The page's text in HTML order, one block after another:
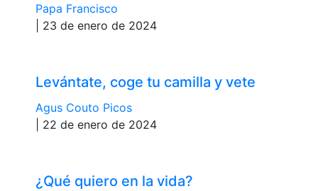
Papa Francisco
| 23 de enero de 2024
Levántate, coge tu camilla y vete
Agus Couto Picos
| 22 de enero de 2024
¿Qué quiero en la vida?